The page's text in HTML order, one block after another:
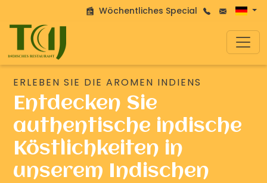
Wöchentliches Special
ERLEBEN SIE DIE AROMEN INDIENS
Entdecken Sie
authentische indische
Köstlichkeiten in
unserem Indischen